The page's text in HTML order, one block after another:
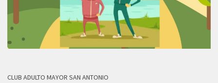
CLUB ADULTO MAYOR SAN ANTONIO